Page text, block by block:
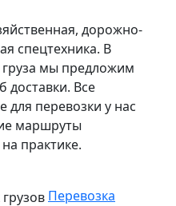
дорожно-
спецтехника. В
мы предложим
Все
перевозки у нас
маршруты
практике.
Перевозка